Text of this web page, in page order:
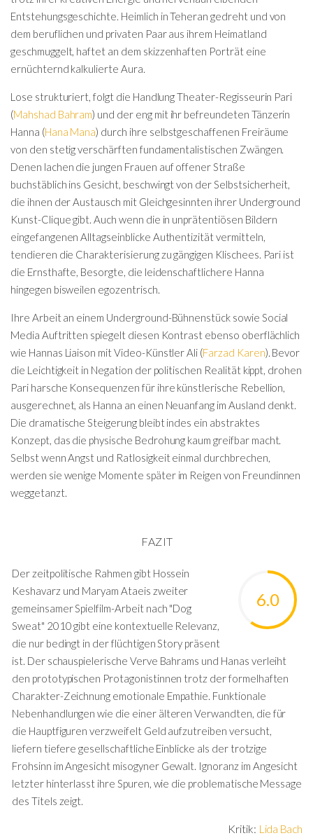
Entstehungsgeschichte. Heimlich in Teheran gedreht und von
dem beruflichen und privaten Paar aus ihrem Heimatland
geschmuggelt, haftet an dem skizzenhaften Porträt eine
ernüchternd kalkulierte Aura.
Lose strukturiert, folgt die Handlung Theater-Regisseurin Pari
(Mahshad Bahram) und der eng mit ihr befreundeten Tänzerin
Hanna (Hana Mana) durch ihre selbstgeschaffenen Freiräume
von den stetig verschärften fundamentalistischen Zwängen.
Denen lachen die jungen Frauen auf offener Straße
buchstäblich ins Gesicht, beschwingt von der Selbstsicherheit,
die ihnen der Austausch mit Gleichgesinnten ihrer Underground
Kunst-Clique gibt. Auch wenn die in unprätentiösen Bildern
eingefangenen Alltagseinblicke Authentizität vermitteln,
tendieren die Charakterisierung zu gängigen Klischees. Pari ist
die Ernsthafte, Besorgte, die leidenschaftlichere Hanna
hingegen bisweilen egozentrisch.
Ihre Arbeit an einem Underground-Bühnenstück sowie Social
Media Auftritten spiegelt diesen Kontrast ebenso oberflächlich
wie Hannas Liaison mit Video-Künstler Ali (Farzad Karen). Bevor
die Leichtigkeit in Negation der politischen Realität kippt, drohen
Pari harsche Konsequenzen für ihre künstlerische Rebellion,
ausgerechnet, als Hanna an einen Neuanfang im Ausland denkt.
Die dramatische Steigerung bleibt indes ein abstraktes
Konzept, das die physische Bedrohung kaum greifbar macht.
Selbst wenn Angst und Ratlosigkeit einmal durchbrechen,
werden sie wenige Momente später im Reigen von Freundinnen
weggetanzt.
FAZIT
6.0
Der zeitpolitische Rahmen gibt Hossein
Keshavarz und Maryam Ataeis zweiter
gemeinsamer Spielfilm-Arbeit nach "Dog
Sweat" 2010 gibt eine kontextuelle Relevanz,
die nur bedingt in der flüchtigen Story präsent
ist. Der schauspielerische Verve Bahrams und Hanas verleiht
den prototypischen Protagonistinnen trotz der formelhaften
Charakter-Zeichnung emotionale Empathie. Funktionale
Nebenhandlungen wie die einer älteren Verwandten, die für
die Hauptfiguren verzweifelt Geld aufzutreiben versucht,
liefern tiefere gesellschaftliche Einblicke als der trotzige
Frohsinn im Angesicht misogyner Gewalt. Ignoranz im Angesicht
letzter hinterlasst ihre Spuren, wie die problematische Message
des Titels zeigt.
Kritik: Lida Bach